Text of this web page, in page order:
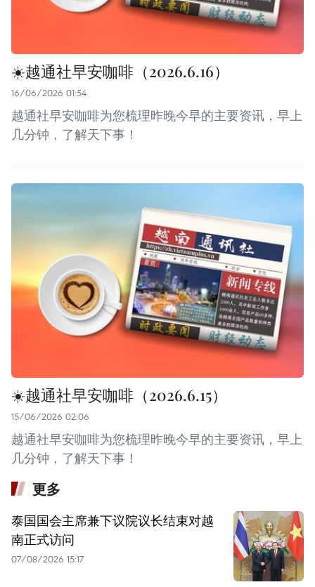
☀️越通社早安咖啡（2026.6.16）
16/06/2026 01:54
越通社早安咖啡为您梳理昨晚今早的主要资讯，早上
几分钟，了解天下事！
☀️越通社早安咖啡（2026.6.15）
15/06/2026 02:06
越通社早安咖啡为您梳理昨晚今早的主要资讯，早上
几分钟，了解天下事！
更多
泰国国会主席兼下议院议长结束对越
南正式访问
07/08/2026 15:17